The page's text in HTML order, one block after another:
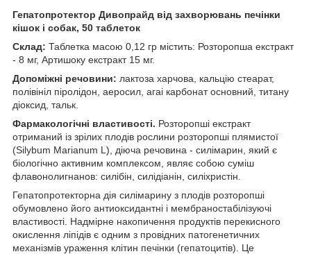
Гепатопротектор Дивопрайд від захворювань печінки
кішок і собак, 50 таблеток
Склад: Таблетка масою 0,12 гр містить: Розторопша екстракт
- 8 мг, Артишоку екстракт 15 мг.
Допоміжні речовини: лактоза харчова, кальцію стеарат,
полівініл піролідон, аеросил, агаі карбонат основний, титану
діоксид, тальк.
Фармакологічні властивості. Розторопші екстракт
отриманий із зрілих плодів рослини розторопші плямистої
(Silybum Marianum L), діюча речовина - силімарин, який є
біологічно активним комплексом, являє собою суміш
флавонолигнанов: силібін, силідіанін, силіхристін.
Гепатопротекторна дія силімарину з плодів розторопші
обумовлено його антиоксидантні і мембраностабілізуючі
властивості. Надмірне накопичення продуктів перекисного
окислення ліпідів є одним з провідних патогенетичних
механізмів ураження клітин печінки (гепатоцитів). Це